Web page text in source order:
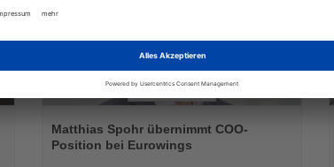
Sie
die
01.08.2026
Matthias Spohr übernimmt COO-
Position bei Eurowings